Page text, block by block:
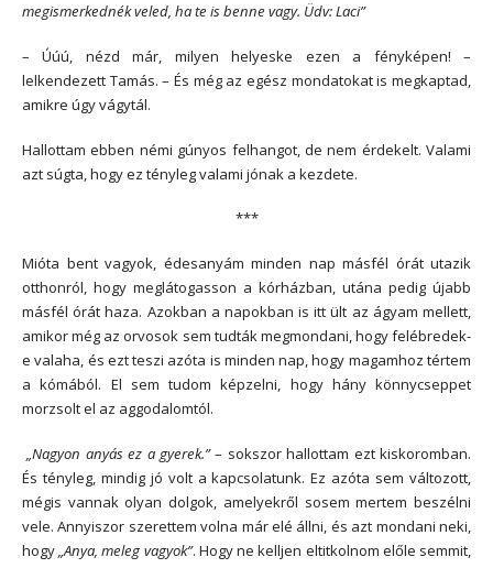
megismerkednék veled, ha te is benne vagy. Üdv: Laci”
– Úúú, nézd már, milyen helyeske ezen a fényképen! –
lelkendezett Tamás. – És még az egész mondatokat is megkaptad,
amikre úgy vágytál.
Hallottam ebben némi gúnyos felhangot, de nem érdekelt. Valami
azt súgta, hogy ez tényleg valami jónak a kezdete.
***
Mióta bent vagyok, édesanyám minden nap másfél órát utazik
otthonról, hogy meglátogasson a kórházban, utána pedig újabb
másfél órát haza. Azokban a napokban is itt ült az ágyam mellett,
amikor még az orvosok sem tudták megmondani, hogy felébredek-
e valaha, és ezt teszi azóta is minden nap, hogy magamhoz tértem
a kómából. El sem tudom képzelni, hogy hány könnycseppet
morzsolt el az aggodalomtól.
„Nagyon anyás ez a gyerek.”– sokszor hallottam ezt kiskoromban.
És tényleg, mindig jó volt a kapcsolatunk. Ez azóta sem változott,
mégis vannak olyan dolgok, amelyekről sosem mertem beszélni
vele. Annyiszor szerettem volna már elé állni, és azt mondani neki,
hogy„Anya, meleg vagyok”. Hogy ne kelljen eltitkolnom előle semmit,